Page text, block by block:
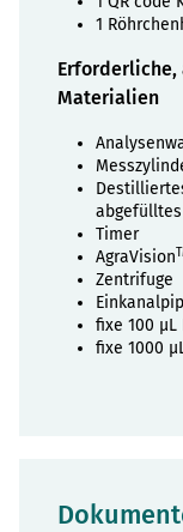
1
Materialien
Timer
AgraVision
Zentrifuge
fixe 100 µL
fixe 1000